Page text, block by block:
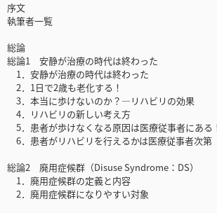
序文
執筆者一覧
総論
総論1 安静が治療の時代は終わった
1．安静が治療の時代は終わった
2．1日で2歳も老化する！
3．本当に歩けないのか？—リハビリの効果
4．リハビリの新しい考え方
5．患者が歩けなくなる原因は医療従事者にある
6．患者がリハビリを行えるかは医療従事者次第
総論2 廃用症候群（Disuse Syndrome：DS）
1．廃用症候群の定義と内容
2．廃用症候群になりやすい対象